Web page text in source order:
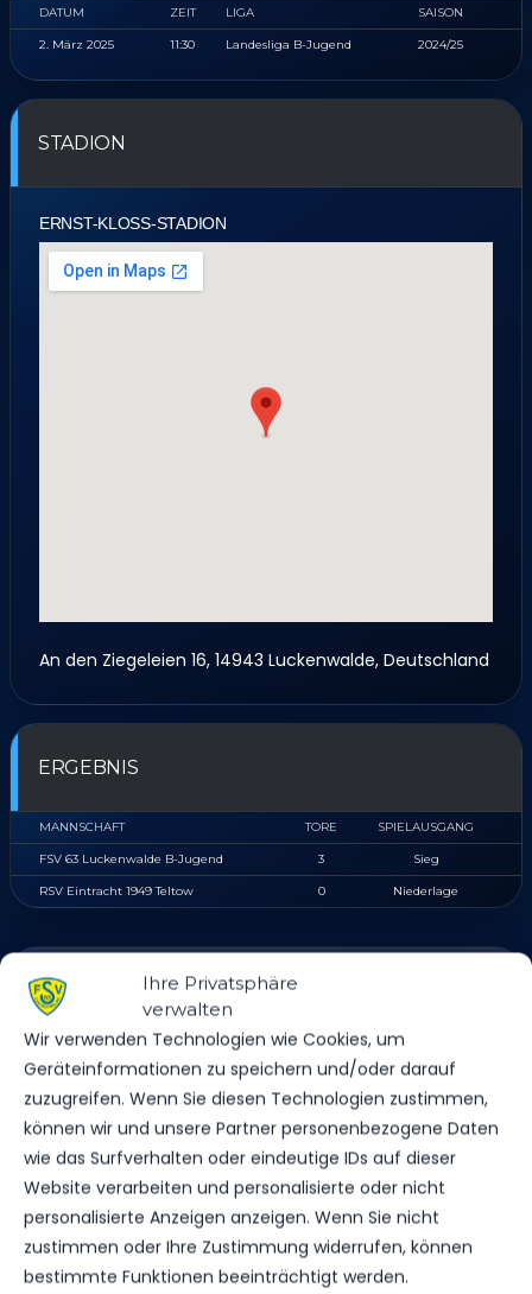
Ihre Privatsphäre
verwalten
Wir verwenden Technologien wie Cookies, um
Geräteinformationen zu speichern und/oder darauf
zuzugreifen. Wenn Sie diesen Technologien zustimmen,
können wir und unsere Partner personenbezogene Daten
wie das Surfverhalten oder eindeutige IDs auf dieser
Website verarbeiten und personalisierte oder nicht
personalisierte Anzeigen anzeigen. Wenn Sie nicht
zustimmen oder Ihre Zustimmung widerrufen, können
bestimmte Funktionen beeinträchtigt werden.
DATUM ZEIT LIGA SAISON
2. März 2025 11:30 Landesliga B-Jugend 2024/25
STADION
ERNST-KLOSS-STADION
An den Ziegeleien 16, 14943 Luckenwalde, Deutschland
ERGEBNIS
MANNSCHAFT TORE SPIELAUSGANG
FSV 63 Luckenwalde B-Jugend 3 Sieg
RSV Eintracht 1949 Teltow 0 Niederlage
DATUM BEGEGNUNG
OKT.
2024
19:30
RSV
1949
Teltow
vs. FSV 63
Luckenwalde
B-Jugend
1:1
Landesliga
B-Jugend
SO.., 17.
MÄRZ
2024
RSV
Eintracht
1949 11:00